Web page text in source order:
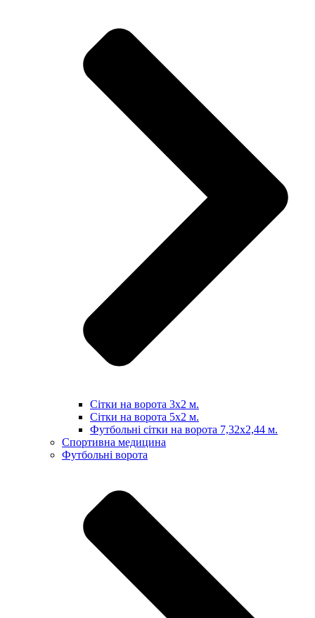
Сітки на ворота 3х2 м.
Сітки на ворота 5х2 м.
Футбольні сітки на ворота 7,32х2,44 м.
Спортивна медицина
Футбольні ворота